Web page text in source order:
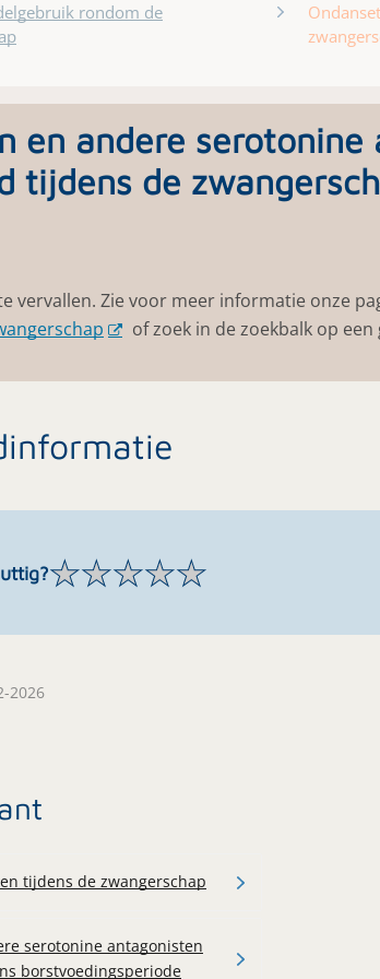
rondom de
en andere
tijdens de
vervallen. Zie voor meer informatie onze
of zoek in de zoekbalk op
★
★
★
★
★
2026
tijdens de zwangerschap
serotonine antagonisten
borstvoedingsperiode